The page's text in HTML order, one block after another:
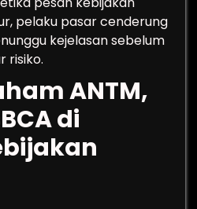
pelaku pasar cenderung
kejelasan sebelum
risiko.
ANTM,
di